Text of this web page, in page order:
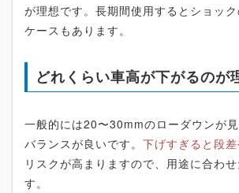
が理想です。長期間使用するとショッ
ケースもあります。
どれくらい車高が下がるのが
一般的には20〜30mmのローダウンが
バランスが良いです。 下げすぎると段
リスクが高まりますので、用途に合わ
す。